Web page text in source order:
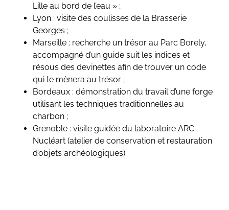
Lille au bord de l’eau » ;
Lyon : visite des coulisses de la Brasserie
Georges ;
Marseille : recherche un trésor au Parc Borely,
accompagné d’un guide suit les indices et
résous des devinettes afin de trouver un code
qui te mènera au trésor ;
Bordeaux : démonstration du travail d’une forge
utilisant les techniques traditionnelles au
charbon ;
Grenoble : visite guidée du laboratoire ARC-
Nucléart (atelier de conservation et restauration
d’objets archéologiques).